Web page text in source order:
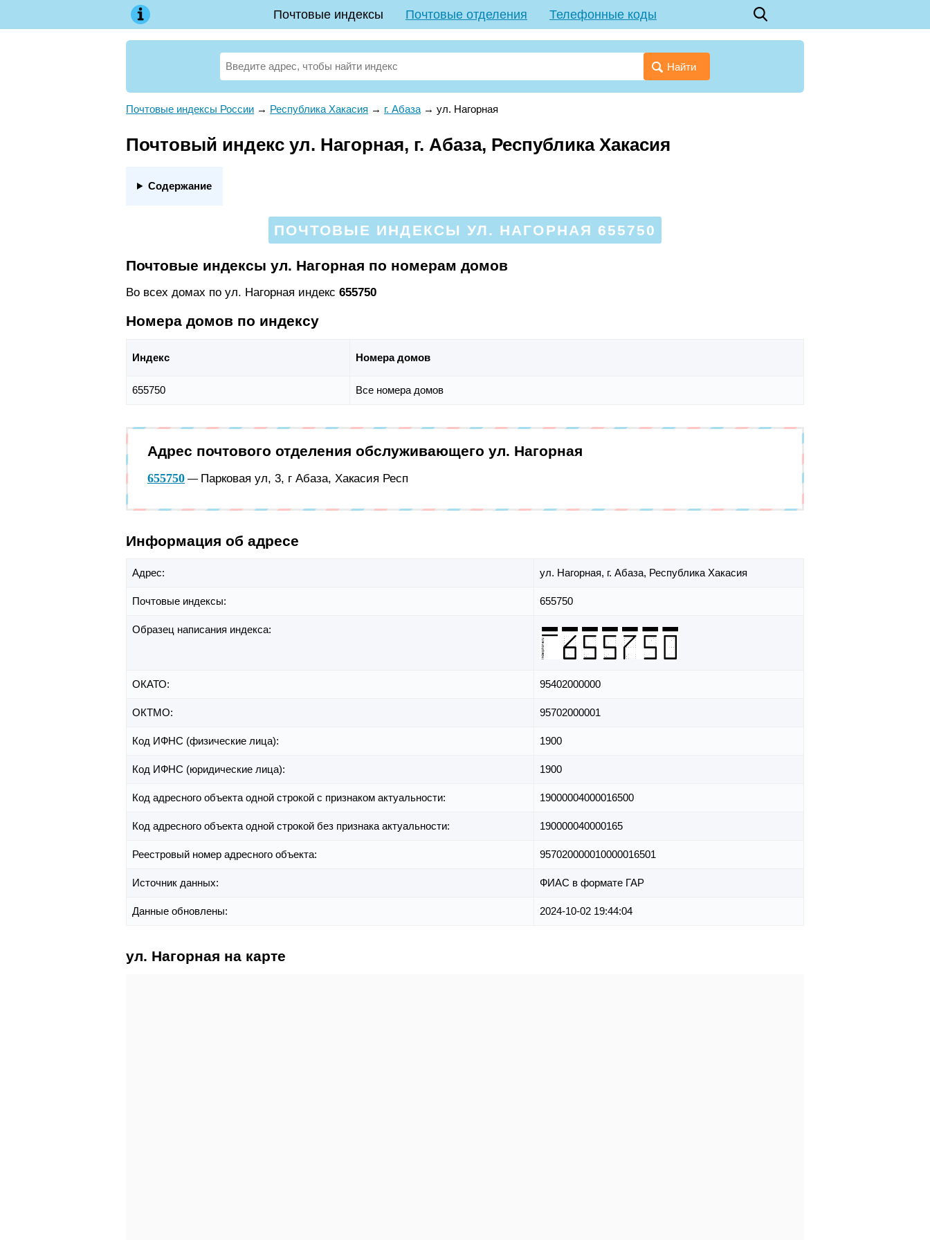
Почтовые индексы Почтовые отделения Телефонные коды
Найти
Почтовые индексы России → Республика Хакасия → г. Абаза → ул. Нагорная
Почтовый индекс ул. Нагорная, г. Абаза, Республика Хакасия
Содержание
ПОЧТОВЫЕ ИНДЕКСЫ УЛ. НАГОРНАЯ 655750
Почтовые индексы ул. Нагорная по номерам домов
Во всех домах по ул. Нагорная индекс 655750
Номера домов по индексу
Индекс Номера домов
655750 Все номера домов
Адрес почтового отделения обслуживающего ул. Нагорная
655750 — Парковая ул, 3, г Абаза, Хакасия Респ
Информация об адресе
Адрес: ул. Нагорная, г. Абаза, Республика Хакасия
Почтовые индексы: 655750
Образец написания индекса:
ОКАТО: 95402000000
ОКТМО: 95702000001
Код ИФНС (физические лица): 1900
Код ИФНС (юридические лица): 1900
Код адресного объекта одной строкой с признаком актуальности: 19000004000016500
Код адресного объекта одной строкой без признака актуальности: 190000040000165
Реестровый номер адресного объекта: 957020000010000016501
Источник данных: ФИАС в формате ГАР
Данные обновлены: 2024-10-02 19:44:04
ул. Нагорная на карте